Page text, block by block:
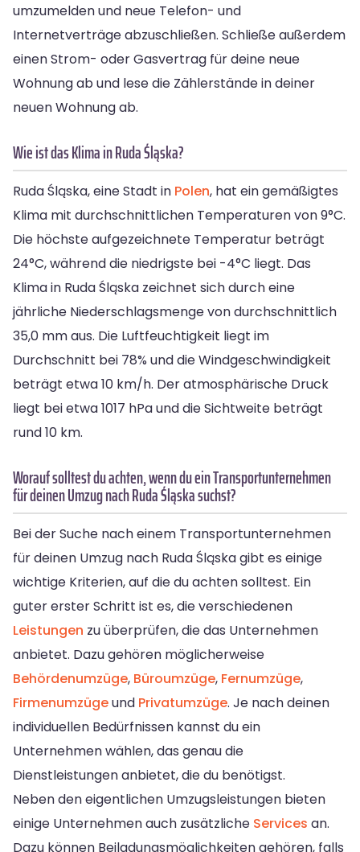
umzumelden und neue Telefon- und
Internetverträge abzuschließen. Schließe außerdem
einen Strom- oder Gasvertrag für deine neue
Wohnung ab und lese die Zählerstände in deiner
neuen Wohnung ab.
Wie ist das Klima in Ruda Śląska?
Ruda Śląska, eine Stadt in Polen, hat ein gemäßigtes
Klima mit durchschnittlichen Temperaturen von 9°C.
Die höchste aufgezeichnete Temperatur beträgt
24°C, während die niedrigste bei -4°C liegt. Das
Klima in Ruda Śląska zeichnet sich durch eine
jährliche Niederschlagsmenge von durchschnittlich
35,0 mm aus. Die Luftfeuchtigkeit liegt im
Durchschnitt bei 78% und die Windgeschwindigkeit
beträgt etwa 10 km/h. Der atmosphärische Druck
liegt bei etwa 1017 hPa und die Sichtweite beträgt
rund 10 km.
Worauf solltest du achten, wenn du ein Transportunternehmen
für deinen Umzug nach Ruda Śląska suchst?
Bei der Suche nach einem Transportunternehmen
für deinen Umzug nach Ruda Śląska gibt es einige
wichtige Kriterien, auf die du achten solltest. Ein
guter erster Schritt ist es, die verschiedenen
Leistungen zu überprüfen, die das Unternehmen
anbietet. Dazu gehören möglicherweise
Behördenumzüge, Büroumzüge, Fernumzüge,
Firmenumzügeund Privatumzüge. Je nach deinen
individuellen Bedürfnissen kannst du ein
Unternehmen wählen, das genau die
Dienstleistungen anbietet, die du benötigst.
Neben den eigentlichen Umzugsleistungen bieten
einige Unternehmen auch zusätzliche Services an.
Dazu können Beiladungsmöglichkeiten gehören, falls